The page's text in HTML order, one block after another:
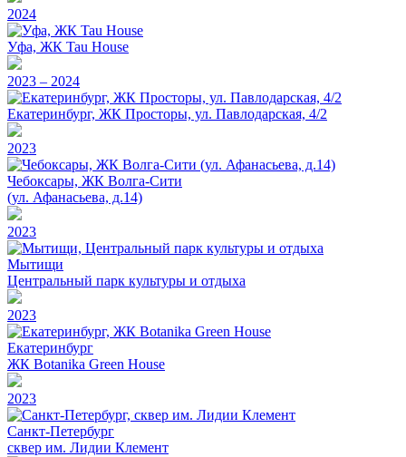
2024
Уфа, ЖК Tau House
2023 – 2024
Екатеринбург, ЖК Просторы, ул. Павлодарская, 4/2
2023
Чебоксары, ЖК Волга-Сити
(ул. Афанасьева, д.14)
2023
Мытищи
Центральный парк культуры и отдыха
2023
Екатеринбург
ЖК Botanika Green House
2023
Санкт-Петербург
сквер им. Лидии Клемент